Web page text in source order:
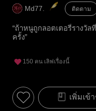
Md77. ติดตาม
“ถ้าหนูถูกลอตเตอรี่รางวั
ครั้ง”
150 คน เลิฟเรื่องนี้
เพิ่มเข้